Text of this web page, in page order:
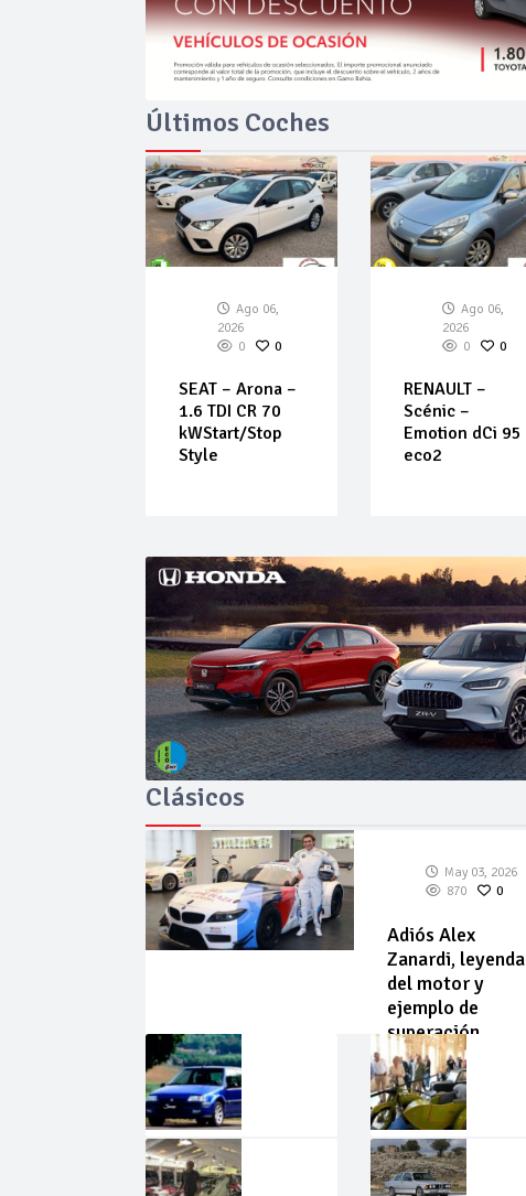
Últimos Coches
Ago 06,
2026
0
0
SEAT – Arona –
1.6 TDI CR 70
kWStart/Stop
Style
Ago 06,
2026
0
0
RENAULT –
Scénic –
Emotion dCi 95
eco2
Clásicos
May 03, 2026
870
0
Adiós Alex
Zanardi, leyenda
del motor y
ejemplo de
superación
May
Abr